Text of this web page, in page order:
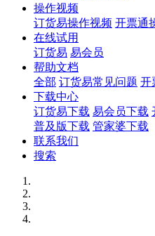
操作视频
订货易操作视频 开票通
在线试用
订货易 易会员
帮助文档
全部 订货易常见问题 开
下载中心
订货易下载 易会员下载
普及版下载 管家婆下载
联系我们
搜索